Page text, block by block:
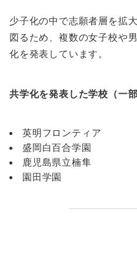
少子化の中で志願者層を拡
図るため、複数の女子校や
化を発表しています。
共学化を発表した学校（一部
英明フロンティア
盛岡白百合学園
鹿児島県立楠隼
園田学園